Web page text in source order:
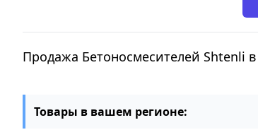
Продажа Бетоносмесителей Shtenli
Товары в вашем регионе: